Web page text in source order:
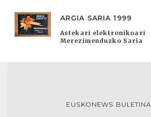
ARGIA SARIA 1999
Astekari elektronikoari
Merezimenduzko Saria
EUSKONEWS BULETINA